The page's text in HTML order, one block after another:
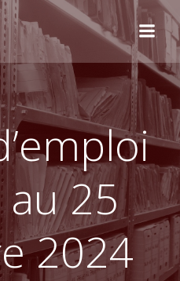
Aller
au
contenu
25
2024